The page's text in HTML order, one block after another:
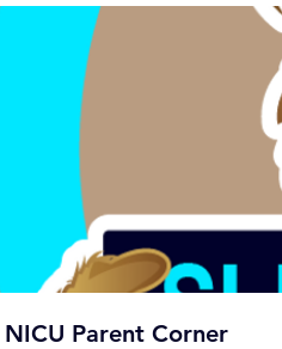
NICU Parent Corner